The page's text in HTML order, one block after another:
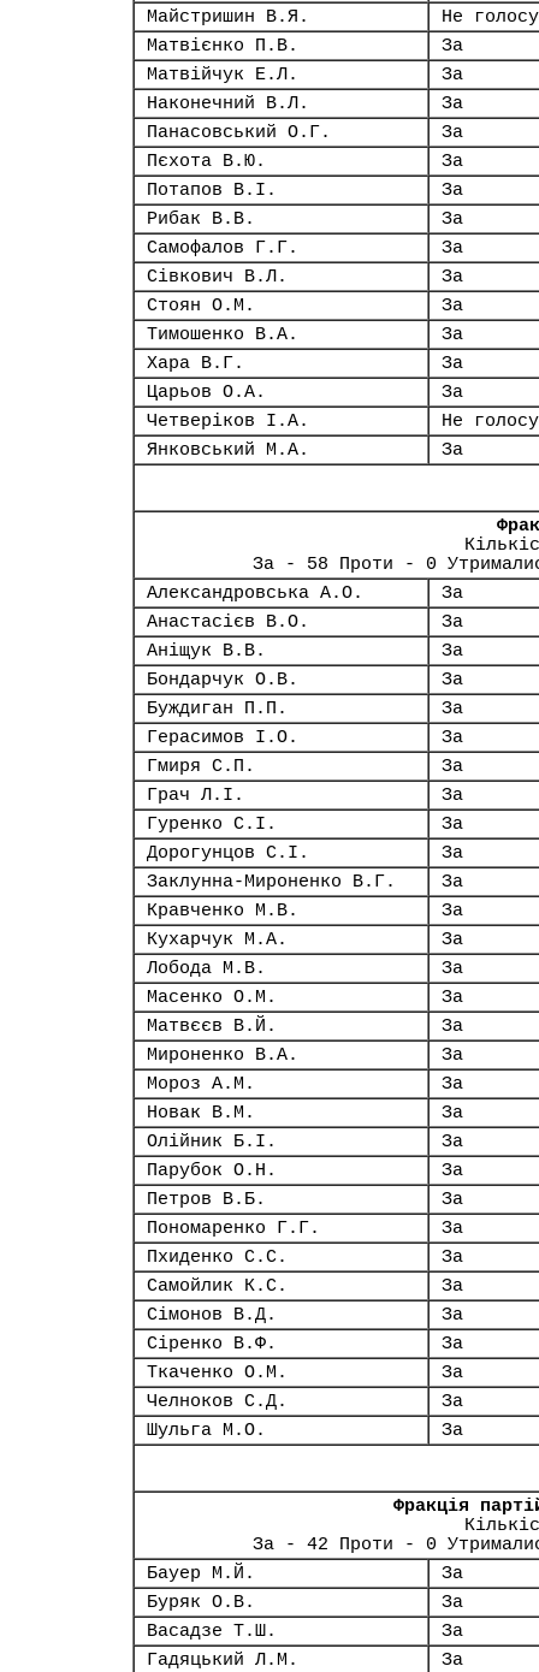
Майстришин В.Я.
Не
Матвієнко П.В.
За
Матвійчук Е.Л.
За
Наконечний В.Л.
За
Панасовський О.Г.
За
Пєхота В.Ю.
За
Потапов В.І.
За
Рибак В.В.
За
Самофалов Г.Г.
За
Сівкович В.Л.
За
Стоян О.М.
За
Тимошенко В.А.
За
Хара В.Г.
За
Царьов О.А.
За
Четверіков І.А.
Не
Янковський М.А.
За
За - 58 Проти - 0
Александровська А.О.
За
Анастасієв В.О.
За
Аніщук В.В.
За
Бондарчук О.В.
За
Буждиган П.П.
За
Герасимов І.О.
За
Гмиря С.П.
За
Грач Л.І.
За
Гуренко С.І.
За
Дорогунцов С.І.
За
Заклунна-Мироненко В.Г.
За
Кравченко М.В.
За
Кухарчук М.А.
За
Лобода М.В.
За
Масенко О.М.
За
Матвєєв В.Й.
За
Мироненко В.А.
За
Мороз А.М.
За
Новак В.М.
За
Олійник Б.І.
За
Парубок О.Н.
За
Петров В.Б.
За
Пономаренко Г.Г.
За
Пхиденко С.С.
За
Самойлик К.С.
За
Сімонов В.Д.
За
Сіренко В.Ф.
За
Ткаченко О.М.
За
Челноков С.Д.
За
Шульга М.О.
За
Фракція
За - 42 Проти - 0
Бауер М.Й.
За
Буряк О.В.
За
Васадзе Т.Ш.
За
Гадяцький Л.М.
За